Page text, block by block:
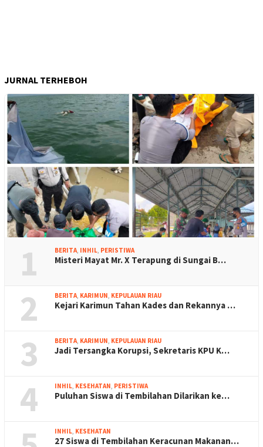
JURNAL TERHEBOH
1 BERITA, INHIL, PERISTIWA
Misteri Mayat Mr. X Terapung di Sungai B…
2 BERITA, KARIMUN, KEPULAUAN RIAU
Kejari Karimun Tahan Kades dan Rekannya …
3 BERITA, KARIMUN, KEPULAUAN RIAU
Jadi Tersangka Korupsi, Sekretaris KPU K…
4 INHIL, KESEHATAN, PERISTIWA
Puluhan Siswa di Tembilahan Dilarikan ke…
INHIL, KESEHATAN
27 Siswa di Tembilahan Keracunan Makanan…